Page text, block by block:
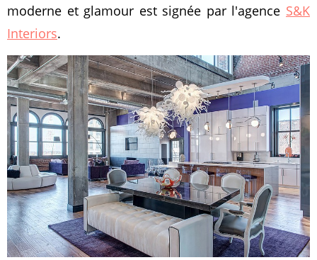
moderne et glamour est signée par l'agence S&K
Interiors.